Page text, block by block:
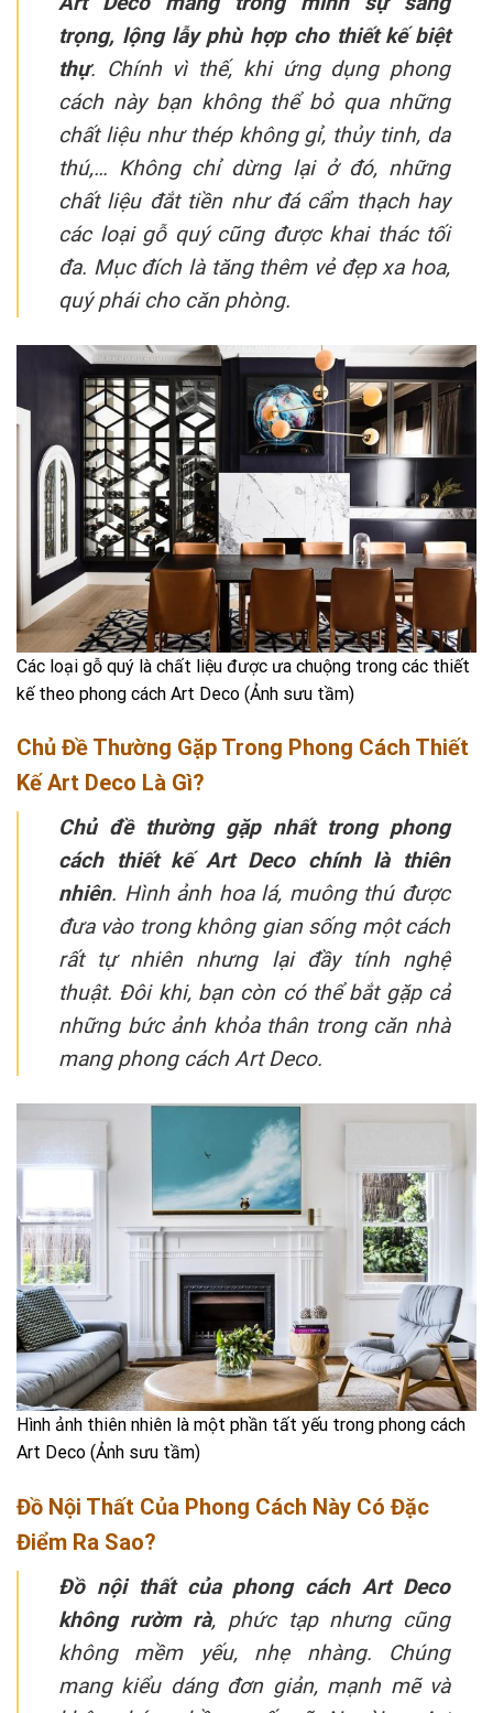
trọng, lộng lẫy phù hợp cho thiết kế biệt
thự. Chính vì thế, khi ứng dụng phong
cách này bạn không thể bỏ qua những
chất liệu như thép không gỉ, thủy tinh, da
thú,… Không chỉ dừng lại ở đó, những
chất liệu đắt tiền như đá cẩm thạch hay
các loại gỗ quý cũng được khai thác tối
đa. Mục đích là tăng thêm vẻ đẹp xa hoa,
quý phái cho căn phòng.
Các loại gỗ quý là chất liệu được ưa chuộng trong các thiết
kế theo phong cách Art Deco (Ảnh sưu tầm)
Chủ Đề Thường Gặp Trong Phong Cách Thiết
Kế Art Deco Là Gì?
Chủ đề thường gặp nhất trong phong
cách thiết kế Art Deco chính là thiên
nhiên. Hình ảnh hoa lá, muông thú được
đưa vào trong không gian sống một cách
rất tự nhiên nhưng lại đầy tính nghệ
thuật. Đôi khi, bạn còn có thể bắt gặp cả
những bức ảnh khỏa thân trong căn nhà
mang phong cách Art Deco.
Hình ảnh thiên nhiên là một phần tất yếu trong phong cách
Art Deco (Ảnh sưu tầm)
Đồ Nội Thất Của Phong Cách Này Có Đặc
Điểm Ra Sao?
Đồ nội thất của phong cách Art Deco
không rườm rà, phức tạp nhưng cũng
không mềm yếu, nhẹ nhàng. Chúng
mang kiểu dáng đơn giản, mạnh mẽ và